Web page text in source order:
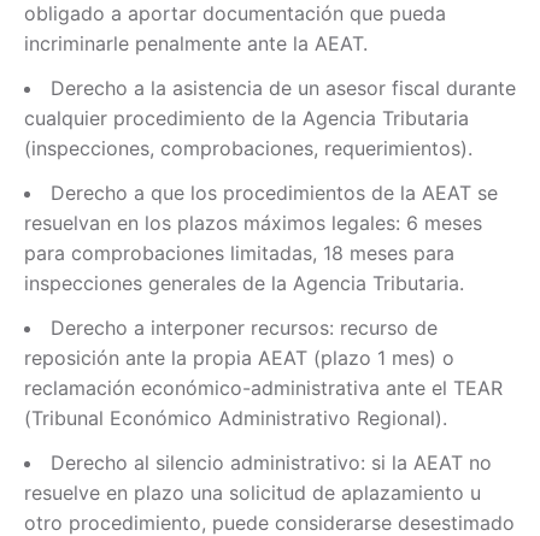
obligado a aportar documentación que pueda
incriminarle penalmente ante la AEAT.
Derecho a la asistencia de un asesor fiscal durante
cualquier procedimiento de la Agencia Tributaria
(inspecciones, comprobaciones, requerimientos).
Derecho a que los procedimientos de la AEAT se
resuelvan en los plazos máximos legales: 6 meses
para comprobaciones limitadas, 18 meses para
inspecciones generales de la Agencia Tributaria.
Derecho a interponer recursos: recurso de
reposición ante la propia AEAT (plazo 1 mes) o
reclamación económico-administrativa ante el TEAR
(Tribunal Económico Administrativo Regional).
Derecho al silencio administrativo: si la AEAT no
resuelve en plazo una solicitud de aplazamiento u
otro procedimiento, puede considerarse desestimado